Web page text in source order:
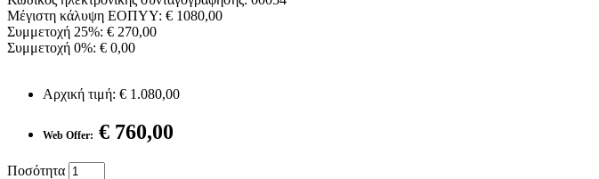
Μέγιστη κάλυψη ΕΟΠΥΥ: € 1080,00
Συμμετοχή 25%: € 270,00
Συμμετοχή 0%: € 0,00
Αρχική τιμή: € 1.080,00
Web Offer: € 760,00
Ποσότητα